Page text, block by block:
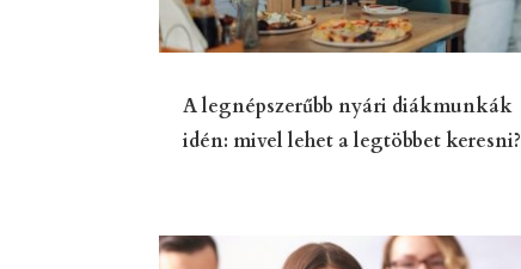
A legnépszerűbb nyári diákmunkák
idén: mivel lehet a legtöbbet keresni?